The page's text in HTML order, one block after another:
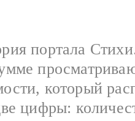
портала
который
цифры: